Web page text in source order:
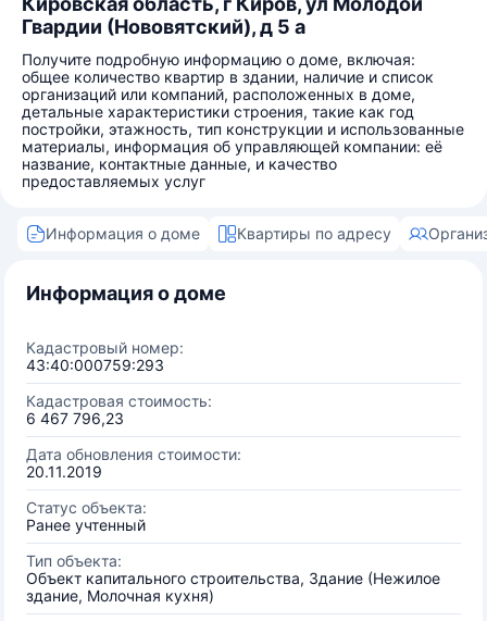
Гвардии (Нововятский), д 5 а
Получите подробную информацию о доме, включая:
общее количество квартир в здании, наличие и список
организаций или компаний, расположенных в доме,
детальные характеристики строения, такие как год
постройки, этажность, тип конструкции и использованные
материалы, информация об управляющей компании: её
название, контактные данные, и качество
предоставляемых услуг
Информация о доме Квартиры по адресу
Информация о доме
Кадастровый номер:
43:40:000759:293
Кадастровая стоимость:
6 467 796,23
Дата обновления стоимости:
20.11.2019
Статус объекта:
Ранее учтенный
Тип объекта:
Объект капитального строительства, Здание (Нежилое
здание, Молочная кухня)